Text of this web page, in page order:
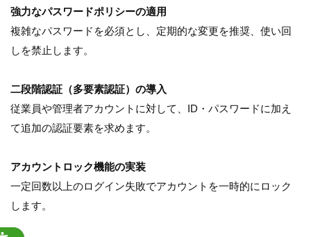
強力なパスワードポリシーの適用
複雑なパスワードを必須とし、定期的な変更を推奨、使い回
しを禁止します。
二段階認証（多要素認証）の導入
従業員や管理者アカウントに対して、ID・パスワードに加え
て追加の認証要素を求めます。
アカウントロック機能の実装
一定回数以上のログイン失敗でアカウントを一時的にロック
します。